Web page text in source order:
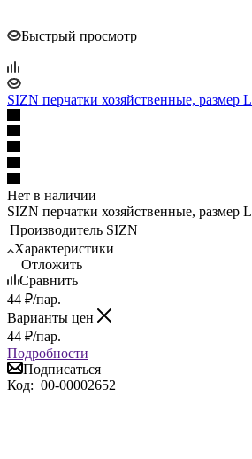
Быстрый просмотр
SIZN перчатки хозяйственные, размер L
Нет в наличии
SIZN перчатки хозяйственные, размер L
Производитель SIZN
Характеристики
Отложить
Сравнить
44 ₽/пар.
Варианты цен
44 ₽/пар.
Подробности
Подписаться
Код: 00-00002652